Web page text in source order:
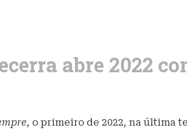
abre 2022
, o primeiro de 2022, na última